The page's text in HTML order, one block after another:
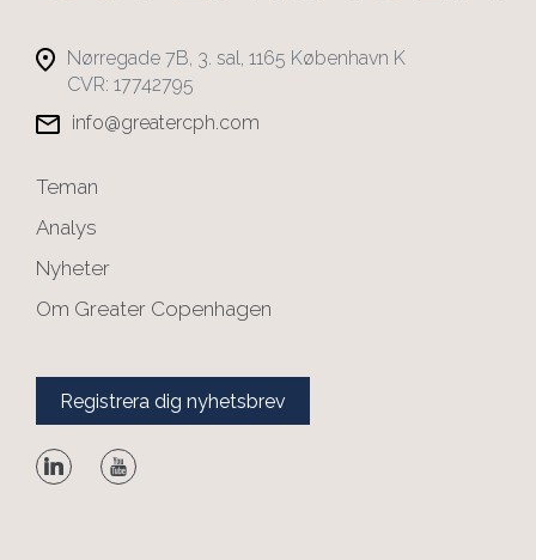
Nørregade 7B, 3. sal, 1165 København K
CVR: 17742795
info@greatercph.com
Teman
Analys
Nyheter
Om Greater Copenhagen
Registrera dig nyhetsbrev